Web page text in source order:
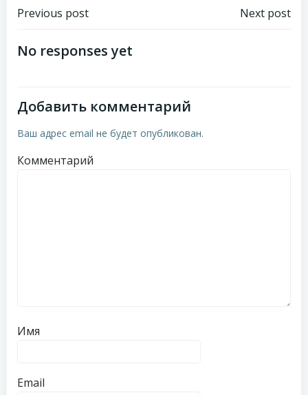
Навигация
по
Previous post
Навигация
Next post
No responses yet
Добавить комментарий
Ваш адрес email не будет опубликован.
Комментарий
Имя
Email